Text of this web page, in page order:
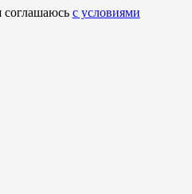
с условиями